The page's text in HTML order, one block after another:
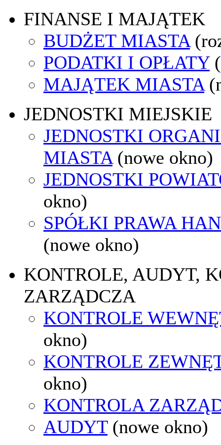
FINANSE I MAJĄTEK
BUDŻET MIASTA
PODATKI I OPŁATY
MAJĄTEK MIASTA
JEDNOSTKI MIEJSKIE
JEDNOSTKI
MIASTA (nowe okno)
JEDNOSTKI
okno)
SPÓŁKI PRAWA
(nowe okno)
KONTROLE, AUDYT,
ZARZĄDCZA
KONTROLE
okno)
KONTROLE
okno)
KONTROLA
AUDYT (nowe okno)